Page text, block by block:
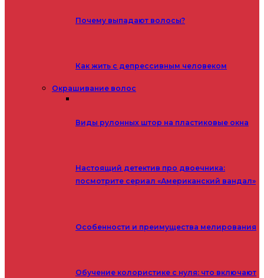
Почему выпадают волосы?
Как жить с депрессивным человеком
Окрашивание волос
Виды рулонных штор на пластиковые окна
Настоящий детектив про двоечника:
посмотрите сериал «Американский вандал»
Особенности и преимущества мелирования
Обучение колористике с нуля: что включают